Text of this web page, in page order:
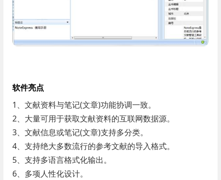
软件亮点
1、文献资料与笔记(文章)功能协调一致。
2、大量可用于获取文献资料的互联网数据源。
3、文献信息或笔记(文章)支持多分类。
4、支持绝大多数流行的参考文献的导入格式。
5、支持多语言格式化输出。
6、多项人性化设计。